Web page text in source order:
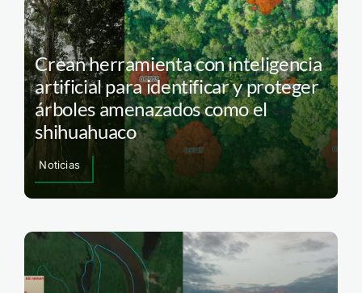
Crean herramienta con inteligencia
artificial para identificar y proteger
árboles amenazados como el
shihuahuaco
Noticias